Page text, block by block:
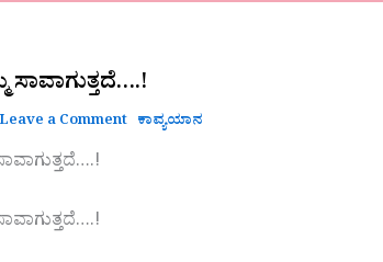
Leave a Comment ಕಾವ್ಯಯಾನ